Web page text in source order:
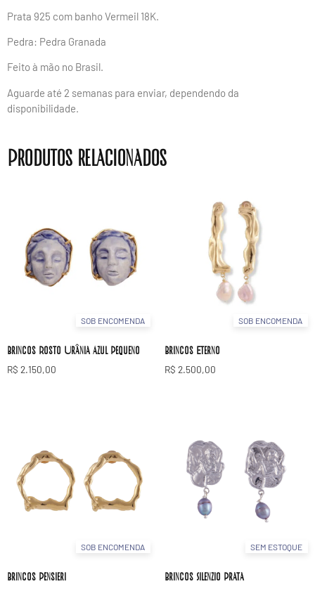
Prata 925 com banho Vermeil 18K.
Pedra: Pedra Granada
Feito à mão no Brasil.
Aguarde até 2 semanas para enviar, dependendo da
disponibilidade.
Produtos relacionados
SOB ENCOMENDA
Brincos Rosto Urânia Azul Pequeno
R$ 2.150,00
SOB ENCOMENDA
Brincos Eterno
R$ 2.500,00
SOB ENCOMENDA
Brincos Pensieri
SEM ESTOQUE
Brincos Silenzio Prata